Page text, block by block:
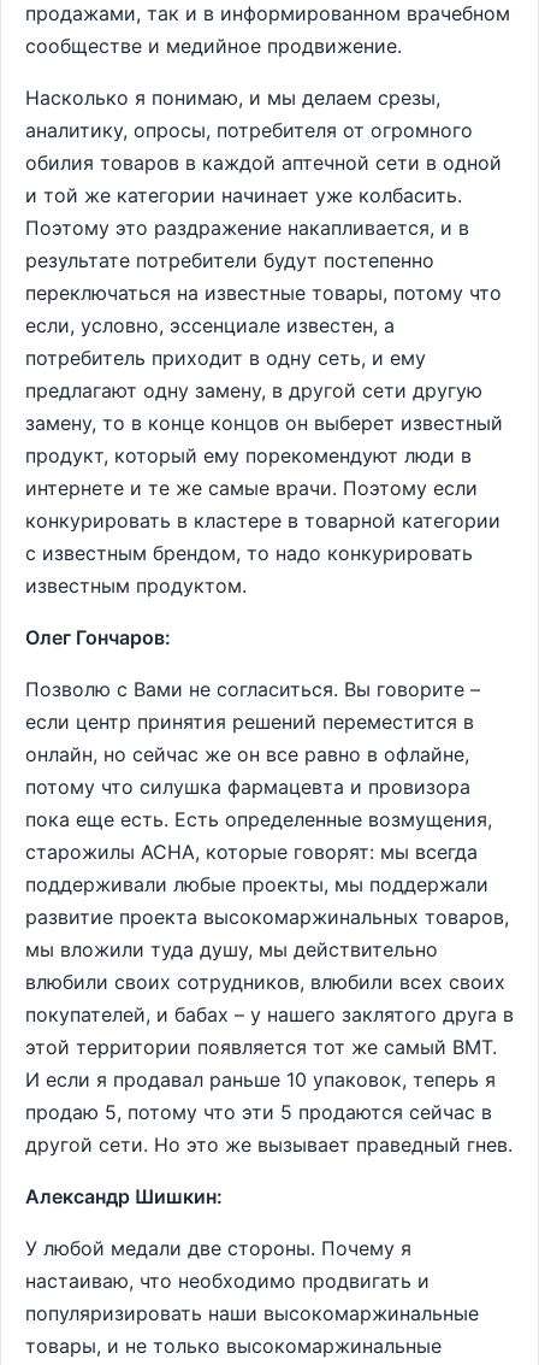
продажами, так и в информированном врачебном
сообществе и медийное продвижение.
Насколько я понимаю, и мы делаем срезы,
аналитику, опросы, потребителя от огромного
обилия товаров в каждой аптечной сети в одной
и той же категории начинает уже колбасить.
Поэтому это раздражение накапливается, и в
результате потребители будут постепенно
переключаться на известные товары, потому что
если, условно, эссенциале известен, а
потребитель приходит в одну сеть, и ему
предлагают одну замену, в другой сети другую
замену, то в конце концов он выберет известный
продукт, который ему порекомендуют люди в
интернете и те же самые врачи. Поэтому если
конкурировать в кластере в товарной категории
с известным брендом, то надо конкурировать
известным продуктом.
Олег Гончаров:
Позволю с Вами не согласиться. Вы говорите –
если центр принятия решений переместится в
онлайн, но сейчас же он все равно в офлайне,
потому что силушка фармацевта и провизора
пока еще есть. Есть определенные возмущения,
старожилы АСНА, которые говорят: мы всегда
поддерживали любые проекты, мы поддержали
развитие проекта высокомаржинальных товаров,
мы вложили туда душу, мы действительно
влюбили своих сотрудников, влюбили всех своих
покупателей, и бабах – у нашего заклятого друга в
этой территории появляется тот же самый ВМТ.
И если я продавал раньше 10 упаковок, теперь я
продаю 5, потому что эти 5 продаются сейчас в
другой сети. Но это же вызывает праведный гнев.
Александр Шишкин:
У любой медали две стороны. Почему я
настаиваю, что необходимо продвигать и
популяризировать наши высокомаржинальные
товары, и не только высокомаржинальные